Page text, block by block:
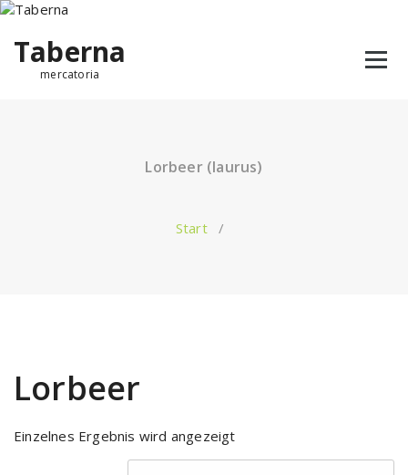
Taberna
mercatoria
Lorbeer (laurus)
Start/
Lorbeer
Einzelnes Ergebnis wird angezeigt